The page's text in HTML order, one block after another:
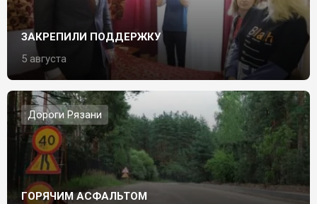
ЗАКРЕПИЛИ ПОДДЕРЖКУ
5 августа
Дороги Рязани
ГОРЯЧИМ АСФАЛЬТОМ